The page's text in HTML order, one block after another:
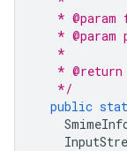
* @param
* @param
*
* @return
   */
public